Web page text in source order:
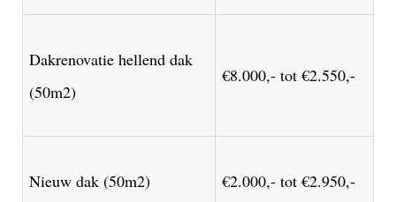
Dakrenovatie hellend dak
(50m2)
€8.000,- tot €2.550,-
Nieuw dak (50m2) €2.000,- tot €2.950,-